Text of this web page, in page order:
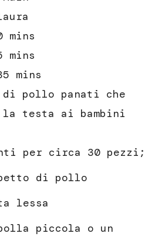
mins
mins
mins
pollo panati che
testa ai bambini
per circa 30 pezzi;
di pollo
lessa
piccola o un